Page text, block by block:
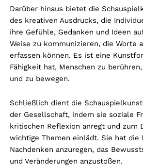
Darüber hinaus bietet die
des kreativen Ausdrucks, die
ihre Gefühle, Gedanken und Ideen
Weise zu kommunizieren, die Worte
erfassen können. Es ist eine
Fähigkeit hat, Menschen zu
und zu bewegen.
Schließlich dient die
der Gesellschaft, indem sie soziale
kritischen Reflexion anregt und zum
wichtige Themen einlädt. Sie hat die
Nachdenken anzuregen, das
und Veränderungen anzustoßen.